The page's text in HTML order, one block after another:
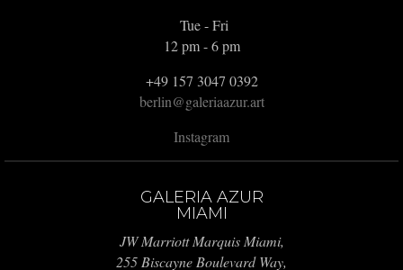
Tue - Fri
12 pm - 6 pm
+49 157 3047 0392
berlin@galeriaazur.art
Instagram
GALERIA AZUR
MIAMI
JW Marriott Marquis Miami,
255 Biscayne Boulevard Way,